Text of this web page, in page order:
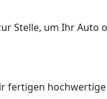
Stelle, um Ihr Auto
fertigen